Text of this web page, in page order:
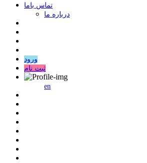
ﺗﻤﺎﺱ ﺑﺎﻣﺎ
درباره ما
ورود
ثبت نام
en